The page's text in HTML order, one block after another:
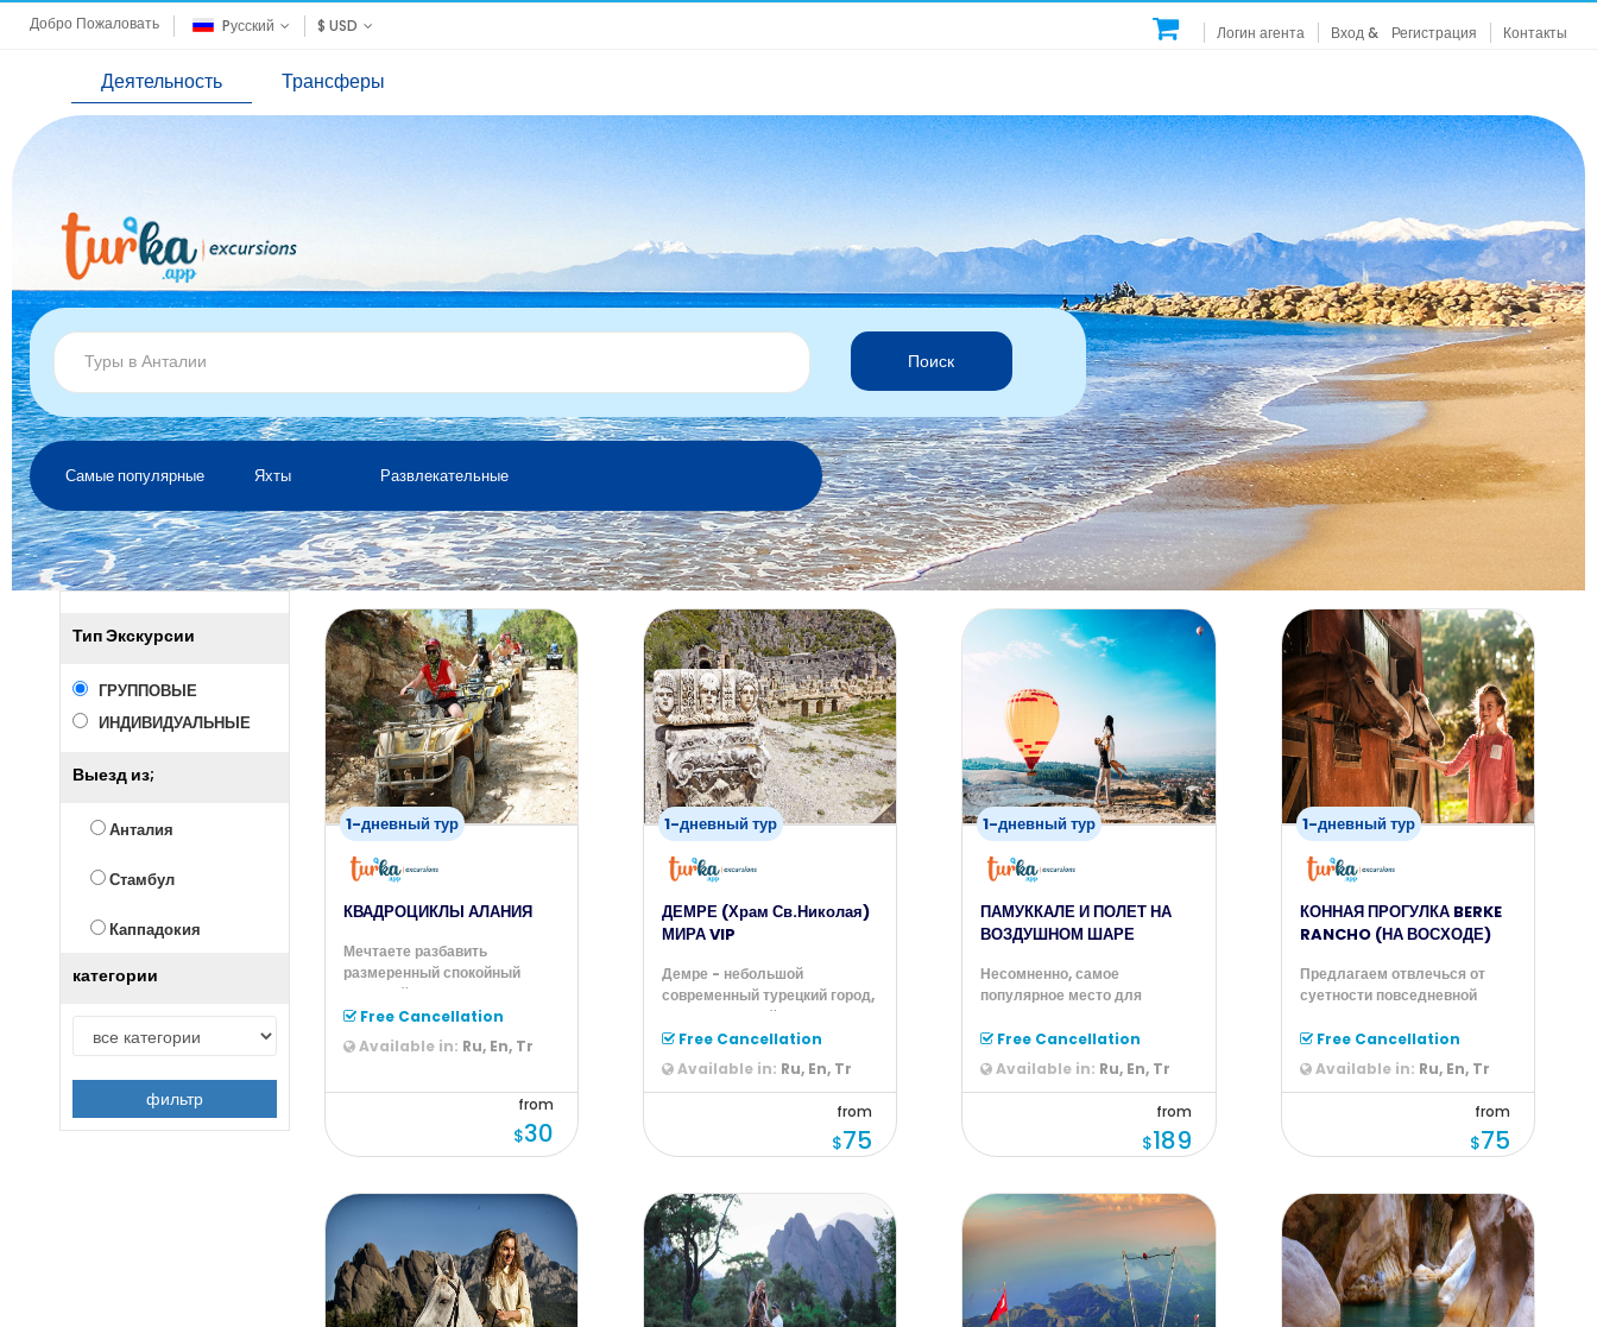
Добро Пожаловать Pусский $ USD Логин агента Вход& Регистрация Контакты
Деятельность Трансферы
Поиск
Самые популярные Яхты Развлекательные
Тип Экскурсии
ГРУППОВЫЕ
ИНДИВИДУАЛЬНЫЕ
Выезд из;
Анталия
Стамбул
Каппадокия
категории
фильтр
1-дневный тур
КВАДРОЦИКЛЫ АЛАНИЯ
Мечтаете разбавить
размеренный спокойный
пляжный отдых
увлекательным и экстремал
Free Cancellation
Available in: Ru, En, Tr
from
$30
1-дневный тур
ДЕМРЕ (Храм Св.Николая)
МИРА VIP
Демре - небольшой
современный турецкий город,
расположенный рядом с тем
местом,
Free Cancellation
Available in: Ru, En, Tr
from
$75
1-дневный тур
ПАМУККАЛЕ И ПОЛЕТ НА
ВОЗДУШНОМ ШАРЕ
Несомненно, самое
популярное место для
Турции – это
Free Cancellation
Available in: Ru, En, Tr
from
$189
1-дневный тур
КОННАЯ ПРОГУЛКА BERKE
RANCHO (НА ВОСХОДЕ)
Предлагаем отвлечься от
суетности повседневной
на ран
Free Cancellation
Available in: Ru, En, Tr
from
$75